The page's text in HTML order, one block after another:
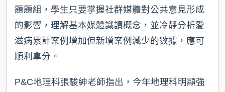
題題組，學生只要掌握社群媒體對公共意見形成
的影響，理解基本媒體識讀概念，並冷靜分析愛
滋病累計案例增加但新增案例減少的數據，應可
順利拿分。
P&C地理科張駿紳老師指出，今年地理科明顯強